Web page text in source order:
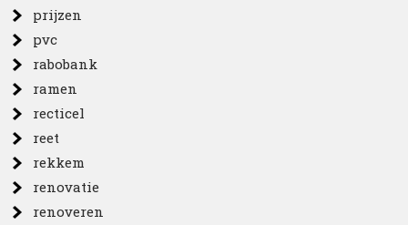
prijzen
pvc
rabobank
ramen
recticel
reet
rekkem
renovatie
renoveren